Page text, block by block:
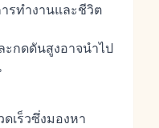
รทำงานและชีวิต
กดดันสูงอาจนำไป
เร็วซึ่งมองหา